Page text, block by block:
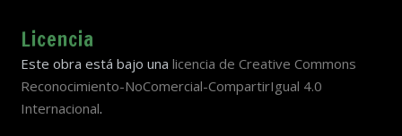
Licencia
Este obra está bajo una licencia de Creative Commons
Reconocimiento-NoComercial-CompartirIgual 4.0
Internacional.